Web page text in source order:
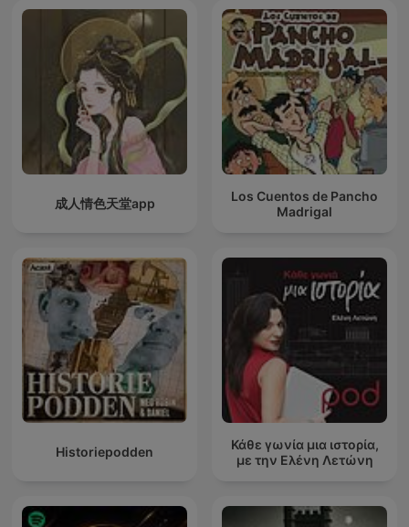
成人情色天堂app
Los Cuentos de Pancho
Madrigal
Historiepodden
Κάθε γωνία μια ιστορία,
με την Ελένη Λετώνη